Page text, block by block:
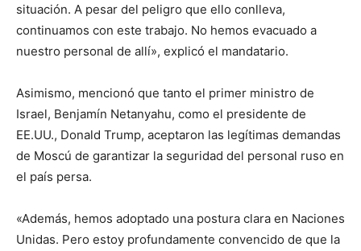
situación. A pesar del peligro que ello conlleva,
continuamos con este trabajo. No hemos evacuado a
nuestro personal de allí», explicó el mandatario.
Asimismo, mencionó que tanto el primer ministro de
Israel, Benjamín Netanyahu, como el presidente de
EE.UU., Donald Trump, aceptaron las legítimas demandas
de Moscú de garantizar la seguridad del personal ruso en
el país persa.
«Además, hemos adoptado una postura clara en Naciones
Unidas. Pero estoy profundamente convencido de que la